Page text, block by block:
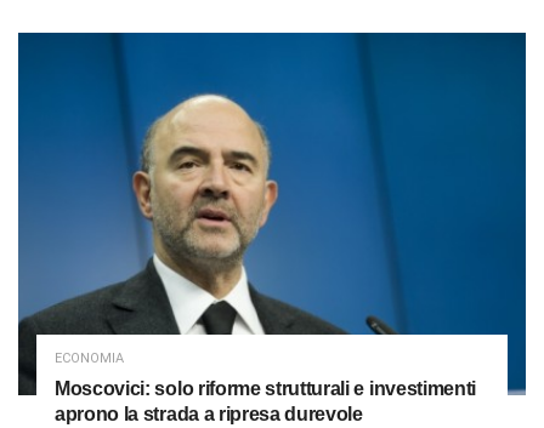
ECONOMIA
Moscovici: solo riforme strutturali e investimenti
aprono la strada a ripresa durevole